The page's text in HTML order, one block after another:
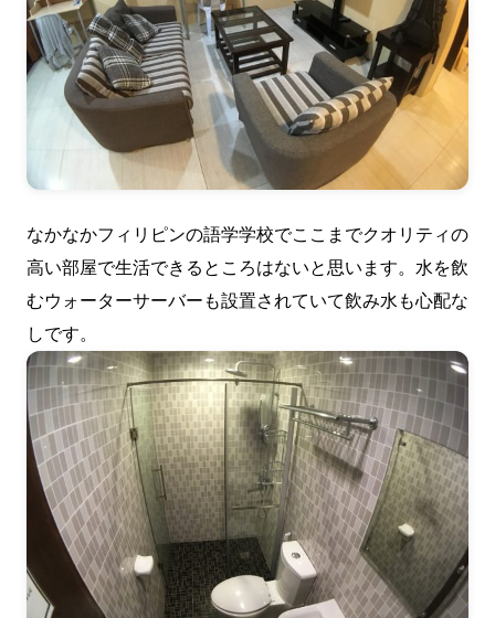
なかなかフィリピンの語学学校でここまでクオリティの
高い部屋で生活できるところはないと思います。水を飲
むウォーターサーバーも設置されていて飲み水も心配な
しです。